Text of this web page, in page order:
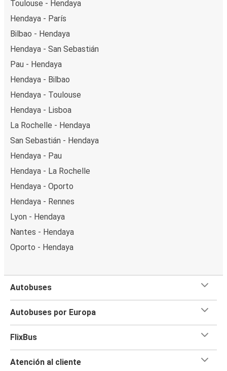
Toulouse - Hendaya
Hendaya - París
Bilbao - Hendaya
Hendaya - San Sebastián
Pau - Hendaya
Hendaya - Bilbao
Hendaya - Toulouse
Hendaya - Lisboa
La Rochelle - Hendaya
San Sebastián - Hendaya
Hendaya - Pau
Hendaya - La Rochelle
Hendaya - Oporto
Hendaya - Rennes
Lyon - Hendaya
Nantes - Hendaya
Oporto - Hendaya
Autobuses
Autobuses por Europa
FlixBus
Atención al cliente